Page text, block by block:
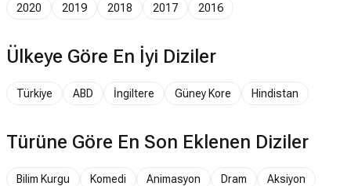
2020
2019 2018 2017 2016
Ülkeye Göre En İyi Diziler
Türkiye ABD İngiltere Güney Kore Hindistan
Türüne Göre En Son Eklenen Diziler
Bilim Kurgu Komedi Animasyon Dram Aksiyon